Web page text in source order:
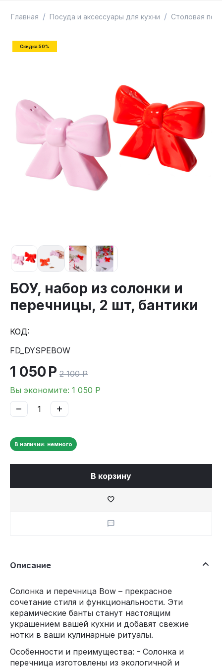
Главная / Посуда и аксессуары для кухни / Столовая
Скидка 50%
БОУ, набор из солонки и
перечницы, 2 шт, бантики
КОД:
FD_DYSPEBOW
1 050Р 2 100 Р
Вы экономите: 1 050 Р
+
−
В наличии: немного
В корзину
Описание
Солонка и перечница Bow – прекрасное
сочетание стиля и функциональности. Эти
керамические банты станут настоящим
украшением вашей кухни и добавят свежие
нотки в ваши кулинарные ритуалы.
Особенности и преимущества: - Солонка и
перечница изготовлены из экологичной и